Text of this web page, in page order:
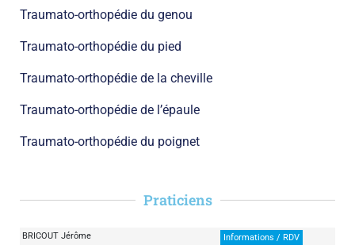
Traumato-orthopédie du genou
Traumato-orthopédie du pied
Traumato-orthopédie de la cheville
Traumato-orthopédie de l’épaule
Traumato-orthopédie du poignet
Praticiens
BRICOUT Jérôme
Informations / RDV